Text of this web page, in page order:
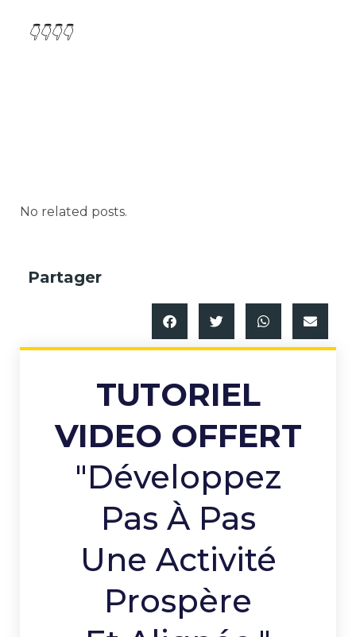
👇👇👇👇
No related posts.
Partager
TUTORIEL
VIDEO OFFERT
"Développez
Pas À Pas
Une Activité
Prospère